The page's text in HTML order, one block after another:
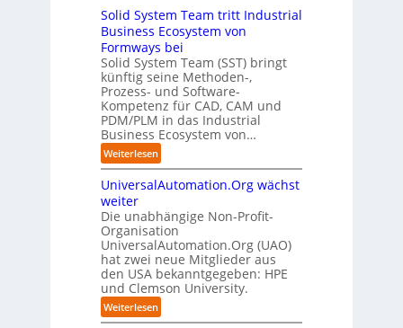
i
b
e
n
u
n
b
e
s
t
z
f
ü
r
d
e
n
G
i
g
a
f
a
c
t
o
r
y
-
A
u
s
-
C
E
O
h
e
n
z
e
n
t
r
e
n
n
D
e
u
t
s
c
h
l
T
r
e
f
f
p
u
n
k
t
f
r
p
r
a
x
i
s
n
a
b
:
D
i
s
r
u
p
t
b
l
i
c
k
t
a
u
f
d
i
e
Solid System Team tritt Industrial
Business Ecosystem von
Formways bei
Solid System Team (SST) bringt
künftig seine Methoden-,
Prozess- und Software-
Kompetenz für CAD, CAM und
PDM/PLM in das Industrial
Business Ecosystem von…
Weiterlesen:
S
o
i
d
S
y
s
t
e
m
UniversalAutomation.Org wächst
weiter
Die unabhängige Non-Profit-
Organisation
UniversalAutomation.Org (UAO)
hat zwei neue Mitglieder aus
den USA bekanntgegeben: HPE
und Clemson University.
Weiterlesen:
U